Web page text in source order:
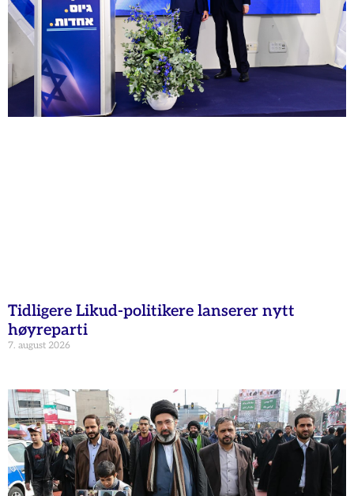
Tidligere Likud-politikere lanserer nytt
høyreparti
7. august 2026